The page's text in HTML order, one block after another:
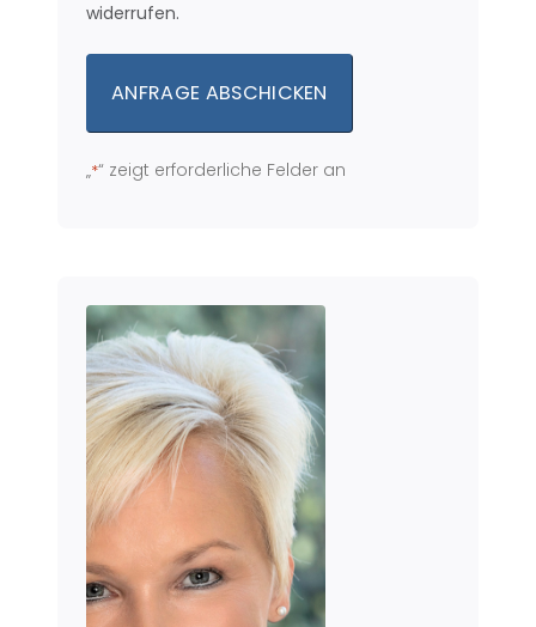
„*“ zeigt erforderliche Felder an
widerrufen.
Alternative: